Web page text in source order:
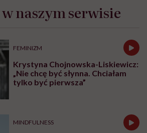
naszym serwisie
FEMINIZM
Krystyna Chojnowska-Liskiewicz:
„Nie chcę być słynna. Chciałam
tylko być pierwsza”
MINDFULNESS